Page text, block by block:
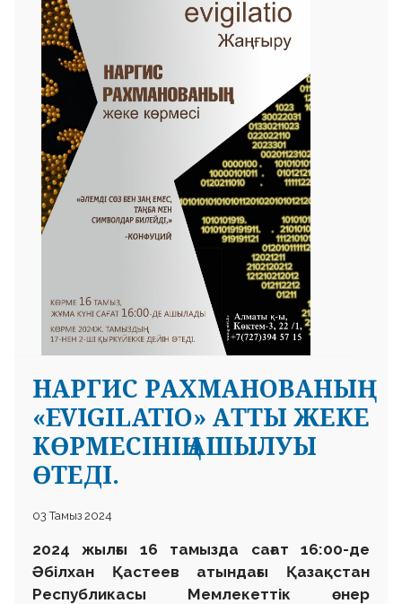
НАРГИС РАХМАНОВАНЫҢ
«EVIGILATIO» АТТЫ ЖЕКЕ
КӨРМЕСІНІҢ АШЫЛУЫ
ӨТЕДІ.
03 Тамыз 2024
2024 жылғы 16 тамызда сағат 16:00-де
Әбілхан Қастеев атындағы Қазақстан
Республикасы Мемлекеттік өнер